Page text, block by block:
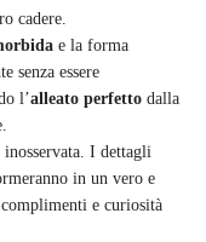
cadere.
e la forma
senza essere
l’alleato perfetto dalla
inosservata. I dettagli
in un vero e
complimenti e curiosità